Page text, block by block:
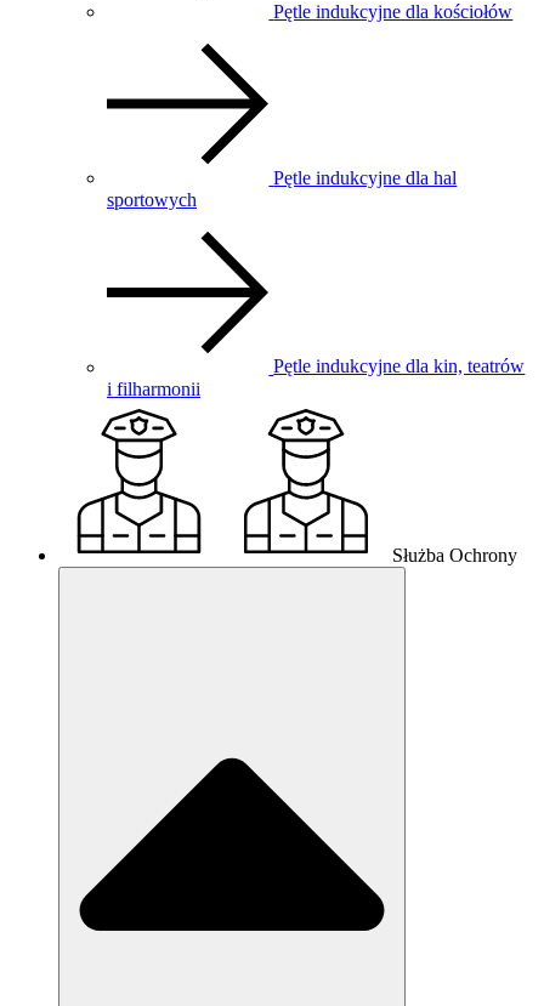
Pętle indukcyjne dla kościołów
Pętle indukcyjne dla hal
sportowych
Pętle indukcyjne dla kin, teatrów
i filharmonii
Służba Ochrony